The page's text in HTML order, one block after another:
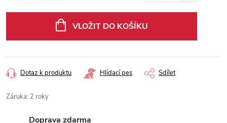
VLOŽIT DO KOŠÍKU
Dotaz k produktu Hlídací pes Sdílet
Záruka: 2 roky
Doprava zdarma